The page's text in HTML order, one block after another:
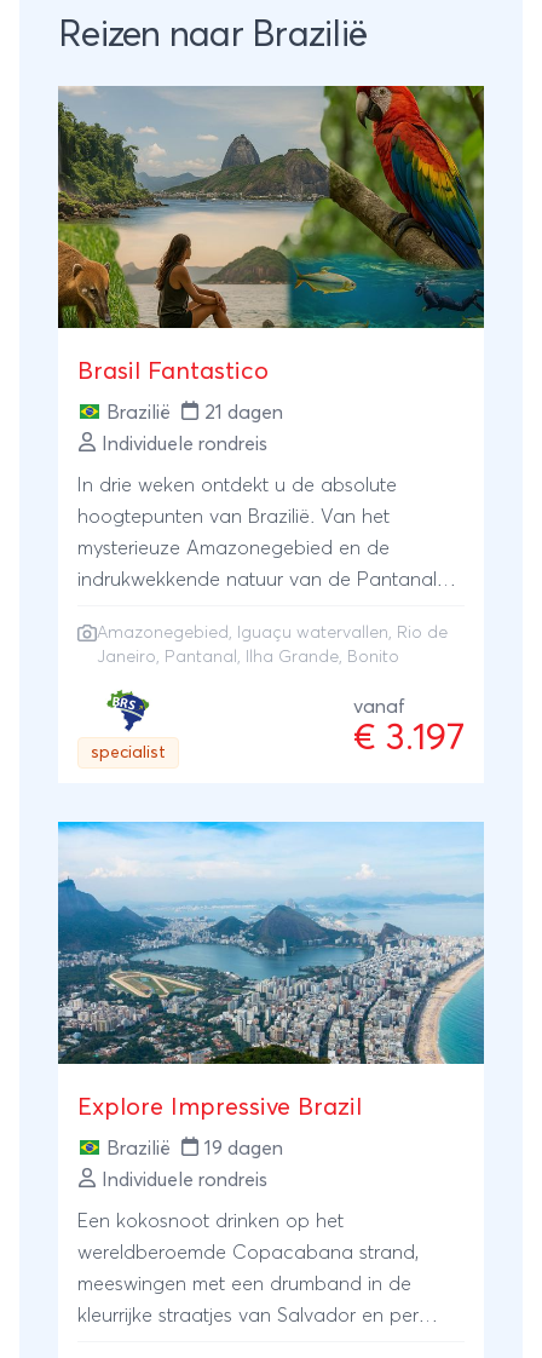
Reizen naar Brazilië
Brasil Fantastico
Brazilië
21 dagen
Individuele rondreis
In drie weken ontdekt u de absolute
hoogtepunten van Brazilië. Van het
mysterieuze Amazonegebied en de
indrukwekkende natuur van de Pantanal
bruisende energie van Rio de Janeiro en de
Grande.Tijdens deze complete rondreis
verblijft u midden in het Amazonewoud,
snorkelt u in de kristalheldere rivieren van
een van de beste gebieden ter wereld om
wildlife te spotten. Met een beetje geluk ziet
u hier capibara's, reuzenmiereneters, tapirs
en zelfs de jaguar.Uiteraard mogen ook de
beroemde Iguaçu-watervallen niet
ontbreken. U bezoekt zowel de
Braziliaanse als de Argentijnse zijde en
ervaart de immense kracht van dit
perspectieven.De reis wordt afgesloten met
een perfecte combinatie van stad en
strand. Eerst ontdekt u de iconische
bezienswaardigheden van Rio de Janeiro,
waarna u enkele dagen ontspant op het
tropische eiland Ilha Grande, waar autovrije
stranden, groene bergen en helderblauw
Amazonegebied , Iguaçu watervallen, Rio de
Janeiro, Pantanal , Ilha Grande, Bonito
specialist
vanaf
€ 3.197
Explore Impressive Brazil
Brazilië
19 dagen
Individuele rondreis
Een kokosnoot drinken op het
wereldberoemde Copacabana strand,
meeswingen met een drumband in de
kleurrijke straatjes van Salvador en per